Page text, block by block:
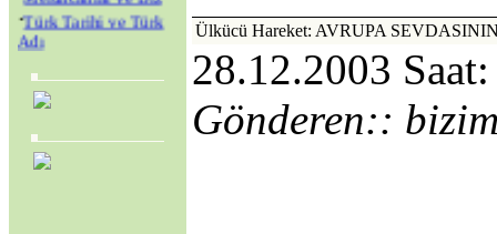
·Türk Tarihi ve Türk
Adı
·
Hristiyanlar Cemiyeti
(Y.M.C.A.) ve
SEVR YASALARI
MECLİS’TEN
Ülkücü Hareket: AVRUPA
28.12.2003
Gönderen::